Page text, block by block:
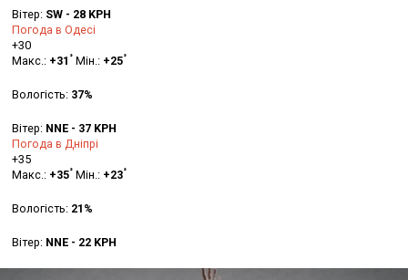
Вітер: SW - 28 KPH
Погода в Одесі
+30
Макс.: +31 ° Мін.: +25°
Вологість: 37%
Вітер: NNE - 37 KPH
Погода в Дніпрі
+35
Макс.: +35° Мін.: +23°
Вологість: 21%
Вітер: NNE - 22 KPH